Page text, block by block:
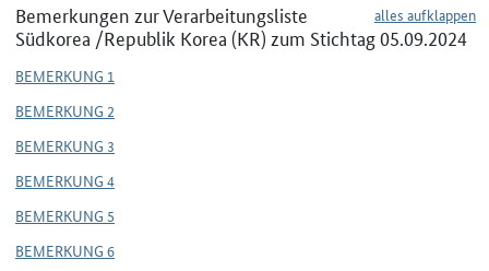
alles aufklappen
Bemerkungen zur Verarbeitungsliste
Südkorea /Republik Korea (KR) zum Stichtag 05.09.2024
BEMERKUNG 1
BEMERKUNG 2
BEMERKUNG 3
BEMERKUNG 4
BEMERKUNG 5
BEMERKUNG 6